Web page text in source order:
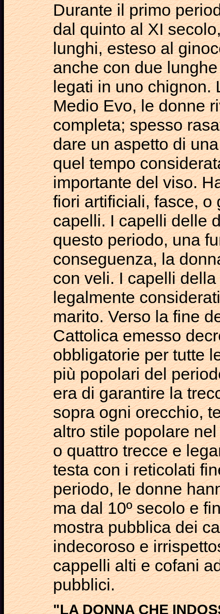
Durante il primo
dal quinto al XI
lunghi, esteso al
anche con due
legati in uno chignon.
Medio Evo, le donne
completa; spesso
dare un aspetto di
quel tempo
importante del viso.
fiori artificiali, fasce, o
capelli. I capelli delle
questo periodo, una
conseguenza, la
con veli. I capelli
legalmente
marito. Verso la fine
Cattolica emesso
obbligatorie per tutte
più popolari del
era di garantire la
sopra ogni orecchio,
altro stile popolare
o quattro trecce e
testa con i reticolati
periodo, le donne
ma dal 10º secolo e
mostra pubblica dei
indecoroso e
cappelli alti e cofani
pubblici.
"LA DONNA CHE